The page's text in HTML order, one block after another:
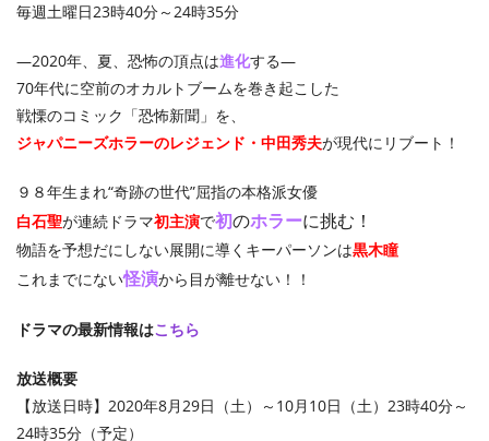
毎週土曜日23時40分～24時35分
―2020年、夏、恐怖の頂点は進化する―
70年代に空前のオカルトブームを巻き起こした
戦慄のコミック「恐怖新聞」を、
ジャパニーズホラーのレジェンド・中田秀夫が現代にリブート！
９８年生まれ“奇跡の世代”屈指の本格派女優
白石聖が連続ドラマ初主演で初のホラーに挑む！
物語を予想だにしない展開に導くキーパーソンは黒木瞳
これまでにない怪演から目が離せない！！
ドラマの最新情報はこちら
放送概要
【放送日時】2020年8月29日（土）～10月10日（土）23時40分～
24時35分（予定）